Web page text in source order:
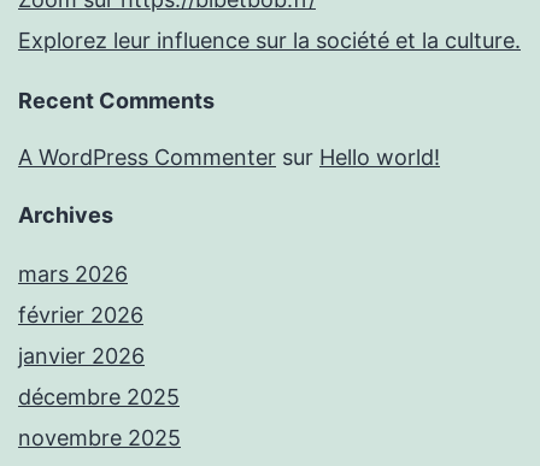
Explorez leur influence sur la société et la culture.
Recent Comments
A WordPress Commenter sur Hello world!
Archives
mars 2026
février 2026
janvier 2026
décembre 2025
novembre 2025